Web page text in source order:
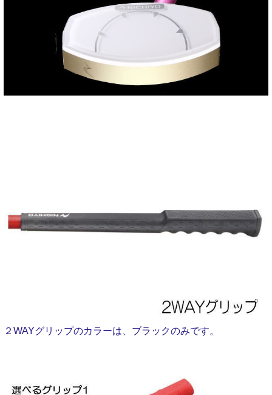
２WAYグリップのカラーは、ブラックのみです。